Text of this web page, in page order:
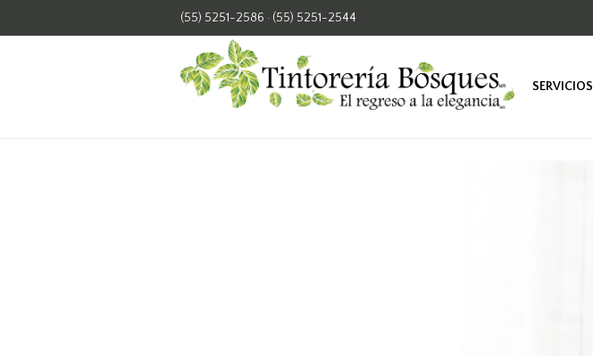
(55) 5251-2586 · (55) 5251-2544
SERVICIOS